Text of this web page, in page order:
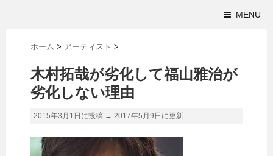
MENU
ホーム > アーティスト >
木村拓哉が劣化して福山雅治が
劣化しない理由
2015年3月1日に投稿 → 2017年5月9日 に更新